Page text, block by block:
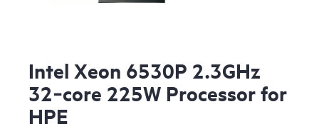
Intel Xeon 6530P 2.3GHz
32‑core 225W Processor for
HPE